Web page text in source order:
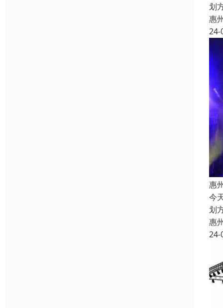
划
惠
24-
惠
今
划
惠
24-